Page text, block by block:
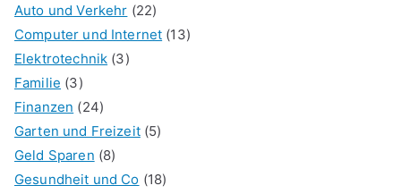
Auto und Verkehr (22)
Computer und Internet (13)
Elektrotechnik (3)
Familie (3)
Finanzen (24)
Garten und Freizeit(5)
Geld Sparen (8)
Gesundheit und Co (18)